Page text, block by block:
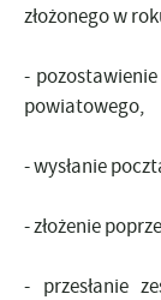
złożonego w
- pozostawienie
powiatowego,
- wysłanie
- złożenie
- przesłanie